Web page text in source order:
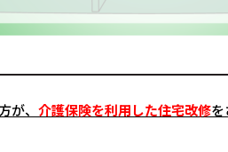
が、 介護保険を利用した住宅改修